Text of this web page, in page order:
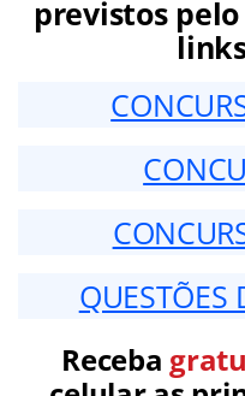
previstos
QUESTÕES
Receba